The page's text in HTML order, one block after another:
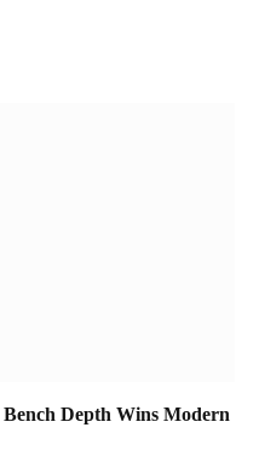
Depth Wins Modern